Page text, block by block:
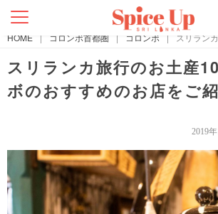
HOME | コロンボ首都圏 | コロンボ | スリラン
スリランカ旅行のお土産
ボのおすすめのお店をご
2019